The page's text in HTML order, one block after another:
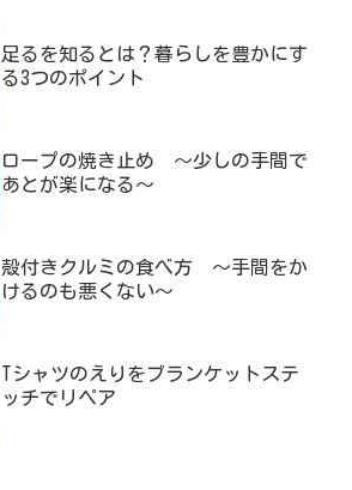
足るを知るとは？暮らしを豊かにす
る3つのポイント
ロープの焼き止め ～少しの手間で
あとが楽になる～
殻付きクルミの食べ方 ～手間をか
けるのも悪くない～
Tシャツのえりをブランケットステ
ッチでリペア